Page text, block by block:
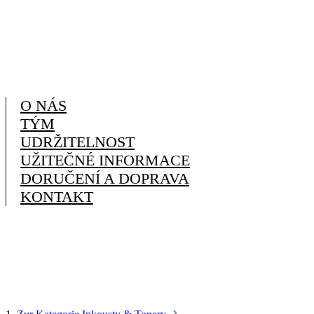
O NÁS
TÝM
UDRŽITELNOST
UŽITEČNÉ INFORMACE
DORUČENÍ A DOPRAVA
KONTAKT